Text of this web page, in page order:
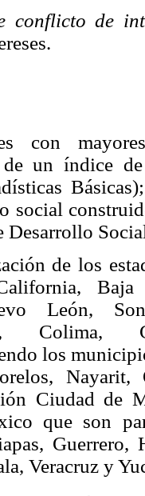
conflicto de
con
de un índice
social
Desarrollo
de los
Baja
León,
los
Ciudad de
que son
Veracruz y